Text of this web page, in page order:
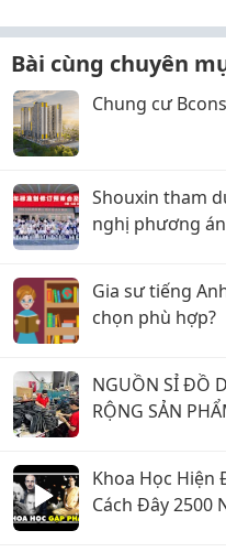
Bài cùng chuyên
Chung cư
Shouxin tham
nghị phương
Gia sư tiếng
chọn phù hợp?
NGUỒN SỈ ĐỒ
RỘNG SẢN
Khoa Học Hiện
Cách Đây 2500